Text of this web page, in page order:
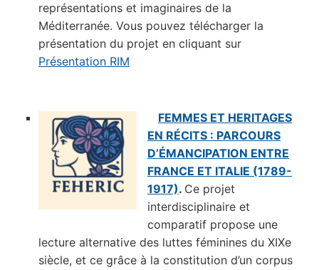
représentations et imaginaires de la
Méditerranée. Vous pouvez télécharger la
présentation du projet en cliquant sur
Présentation RIM
FEMMES ET HERITAGES
EN RÉCITS : PARCOURS
D’ÉMANCIPATION ENTRE
FRANCE ET ITALIE (1789-
1917). Ce projet
interdisciplinaire et
comparatif propose une
lecture alternative des luttes féminines du XIXe
siècle, et ce grâce à la constitution d’un corpus